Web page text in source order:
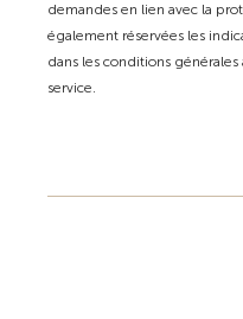
demandes en lien avec la
également réservées les
dans les conditions
service.